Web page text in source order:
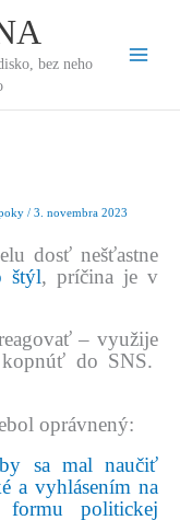
bez neho
/ 3. novembra 2023
dosť nešťastne
štýl, príčina je v
– využije
do SNS.
oprávnený:
sa mal naučiť
a vyhlásením na
politickej